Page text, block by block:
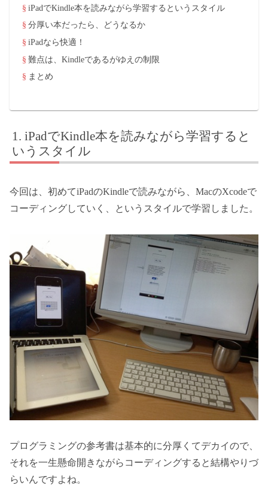
iPadでKindle本を読みながら学習するというスタイル
分厚い本だったら、どうなるか
iPadなら快適！
難点は、Kindleであるがゆえの制限
まとめ
iPadでKindle本を読みながら学習すると
いうスタイル
今回は、初めてiPadのKindleで読みながら、MacのXcodeで
コーディングしていく、というスタイルで学習しました。
プログラミングの参考書は基本的に分厚くてデカイので、
それを一生懸命開きながらコーディングすると結構やりづ
らいんですよね。